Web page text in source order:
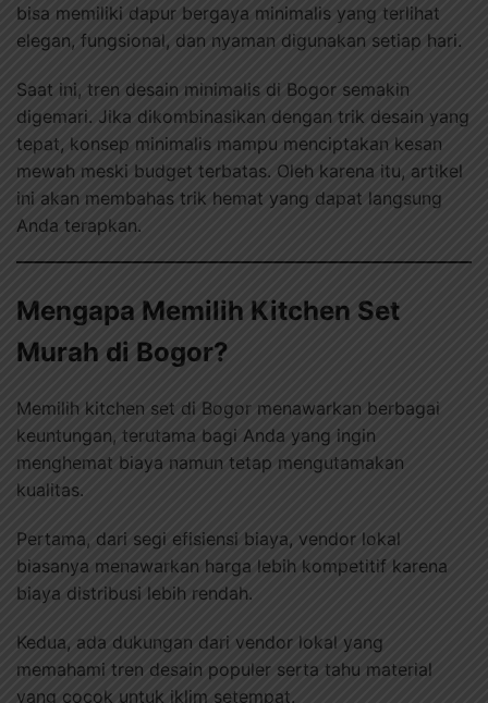
bisa memiliki dapur bergaya minimalis yang terlihat
elegan, fungsional, dan nyaman digunakan setiap hari.
Saat ini, tren desain minimalis di Bogor semakin
digemari. Jika dikombinasikan dengan trik desain yang
tepat, konsep minimalis mampu menciptakan kesan
mewah meski budget terbatas. Oleh karena itu, artikel
ini akan membahas trik hemat yang dapat langsung
Anda terapkan.
Mengapa Memilih Kitchen Set
Murah di Bogor?
Memilih kitchen set di Bogor menawarkan berbagai
keuntungan, terutama bagi Anda yang ingin
menghemat biaya namun tetap mengutamakan
kualitas.
Pertama, dari segi efisiensi biaya, vendor lokal
biasanya menawarkan harga lebih kompetitif karena
biaya distribusi lebih rendah.
Kedua, ada dukungan dari vendor lokal yang
memahami tren desain populer serta tahu material
yang cocok untuk iklim setempat.